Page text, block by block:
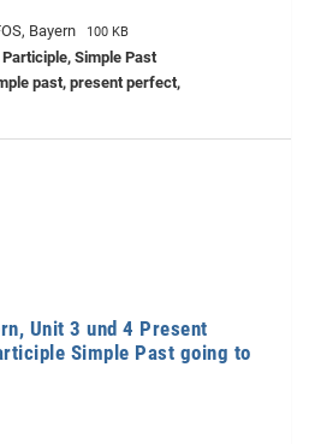
Bayern 100 KB
Simple Past
past, present perfect,
Unit 3 und 4 Present
Simple Past going to